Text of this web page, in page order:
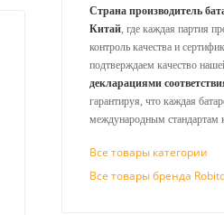
Страна производитель
Китай, где каждая партия
контроль качества и
подтверждаем качество
декларациями
гарантируя, что каждая
международным стандартам
Все товары категории
Все товары бренда